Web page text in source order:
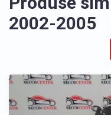
2002-2005